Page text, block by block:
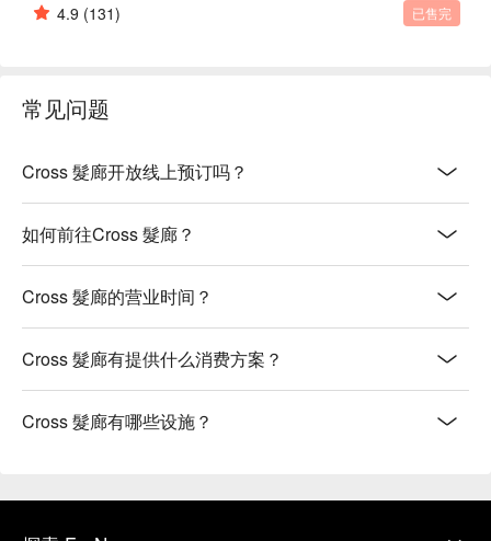
4.9 (131) 已售完
常见问题
Cross 髮廊开放线上预订吗？
如何前往Cross 髮廊？
Cross 髮廊的营业时间？
Cross 髮廊有提供什么消费方案？
Cross 髮廊有哪些设施？